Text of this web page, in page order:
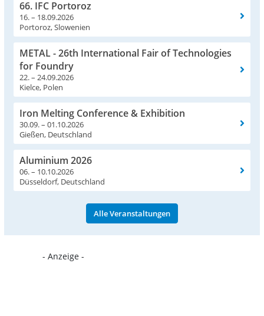
66. IFC Portoroz
16. – 18.09.2026
Portoroz, Slowenien
METAL - 26th International Fair of Technologies
for Foundry
22. – 24.09.2026
Kielce, Polen
Iron Melting Conference & Exhibition
30.09. – 01.10.2026
Gießen, Deutschland
Aluminium 2026
06. – 10.10.2026
Düsseldorf, Deutschland
Alle Veranstaltungen
- Anzeige -